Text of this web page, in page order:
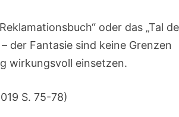
oder das „Tal
der Fantasie sind keine Grenzen
wirkungsvoll einsetzen.
S. 75-78)